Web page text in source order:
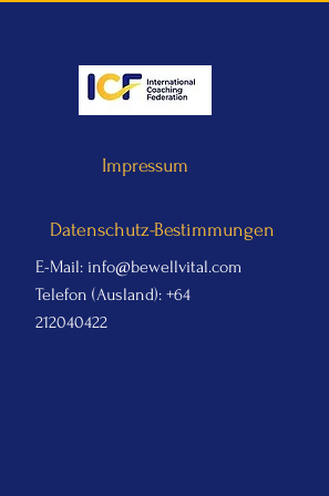
Impressum
Datenschutz-Bestimmungen
E-Mail: info@bewellvital.com
Telefon (Ausland):+64
212040422